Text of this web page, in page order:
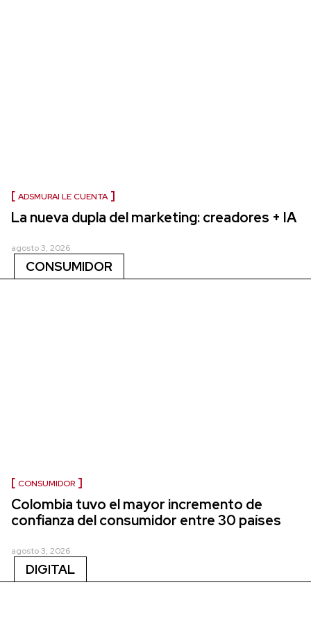
ADSMURAI LE CUENTA
La nueva dupla del marketing: creadores + IA
agosto 3, 2026
CONSUMIDOR
CONSUMIDOR
Colombia tuvo el mayor incremento de
confianza del consumidor entre 30 países
agosto 3, 2026
DIGITAL